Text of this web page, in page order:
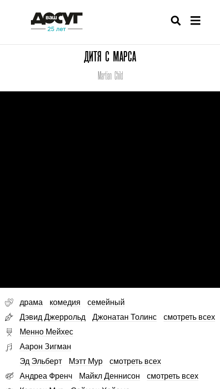
ДИТЯ С МАРСА
Martian Child
драма комедия
семейный
Дэвид Джеррольд
Джонатан Толинс
смотреть всех
Менно Мейхес
Аарон Зигман
Эд Эльберт
Мэтт Мур
смотреть всех
Андреа Френч
Майкл Деннисон
смотреть всех